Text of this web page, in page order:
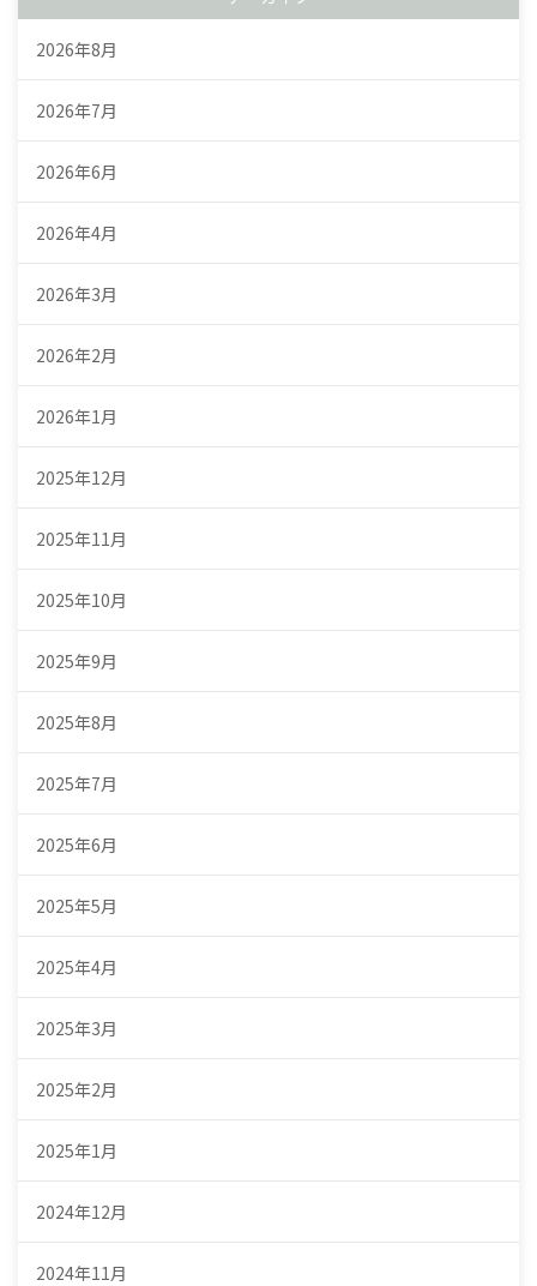
2026年8月
2026年7月
2026年6月
2026年4月
2026年3月
2026年2月
2026年1月
2025年12月
2025年11月
2025年10月
2025年9月
2025年8月
2025年7月
2025年6月
2025年5月
2025年4月
2025年3月
2025年2月
2025年1月
2024年12月
2024年11月